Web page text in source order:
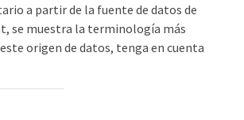
a partir de la fuente de datos de
se muestra la terminología más
origen de datos, tenga en cuenta